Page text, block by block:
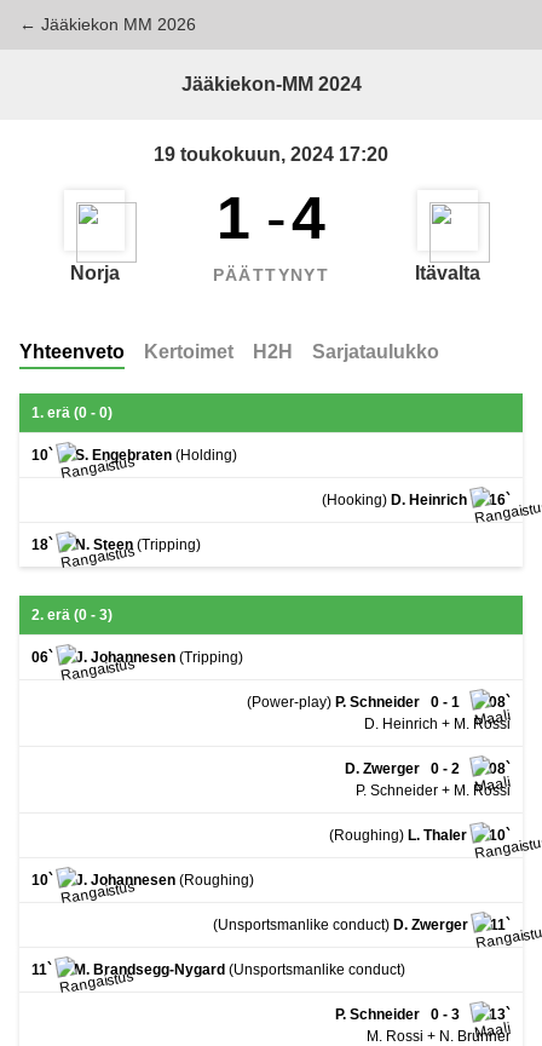
← Jääkiekon MM 2026
Norja Itävalta
Jääkiekon-MM 2024
19 toukokuun, 2024 17:20
1 -4
PÄÄTTYNYT
Yhteenveto Kertoimet H2H Sarjataulukko
1. erä (0 - 0)
10` S. Engebraten (Holding)
(Hooking) D. Heinrich 16`
18` N. Steen(Tripping)
2. erä (0 - 3)
06` J. Johannesen (Tripping)
(Power-play) P. Schneider 0 - 1
08`
D. Heinrich + M. Rossi
D. Zwerger 0 - 2
08`
P. Schneider + M. Rossi
(Roughing) L. Thaler 10`
10` J. Johannesen (Roughing)
(Unsportsmanlike conduct) D. Zwerger 11`
11` M. Brandsegg-Nygard (Unsportsmanlike conduct)
P. Schneider 0 - 3
13`
M. Rossi + N. Brunner